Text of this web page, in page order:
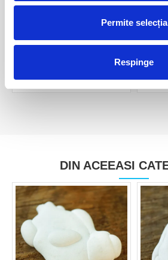
Permite selecția
Respinge
Piatra zanelor ( menilit )
DIN ACEEASI